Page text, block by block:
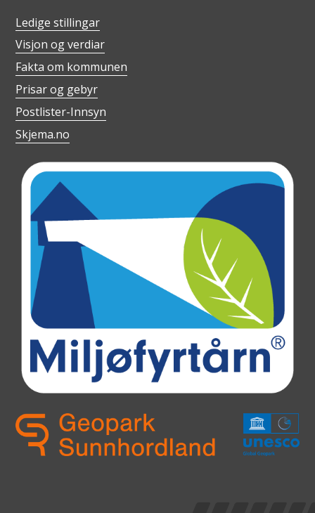
Ledige stillingar
Visjon og verdiar
Fakta om kommunen
Prisar og gebyr
Postlister-Innsyn
Skjema.no